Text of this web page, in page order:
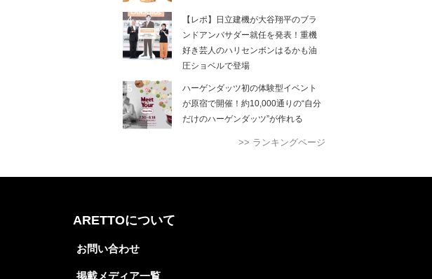
【レポ】日立建機が大谷翔平のブラ
ンドアンバサダー就任を発表！重機
好き芸人のハリセンボンはるかも油
圧ショベルで登場
ハーゲンダッツ初の体験型イベント
が原宿で開催！約10,000通りの“自分
だけのハーゲンダッツ”が作れる
>> ランキングページ
ARETTOについて
お問い合わせ
掲載メディア一覧